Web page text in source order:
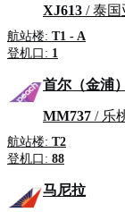
XJ613 / 泰国
航站楼: T1 - A
登机口: 1
首尔（金浦）
MM737 / 乐
航站楼: T2
登机口: 88
马尼拉